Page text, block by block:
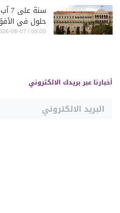
حلول في
09:00 | 2026-08-07
أخبارنا عبر بريدك الالكتروني